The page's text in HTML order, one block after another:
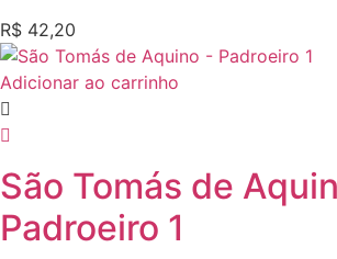
R$ 42,20
Adicionar ao carrinho
São Tomás de
Padroeiro 1